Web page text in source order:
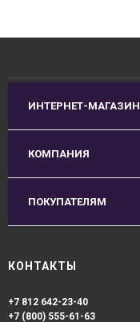
ИНТЕРНЕТ-МАГАЗИН
КОМПАНИЯ
ПОКУПАТЕЛЯМ
КОНТАКТЫ
+7 812 642-23-40
+7 (800) 555-61-63